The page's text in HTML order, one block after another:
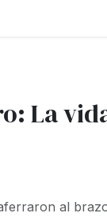
La
al